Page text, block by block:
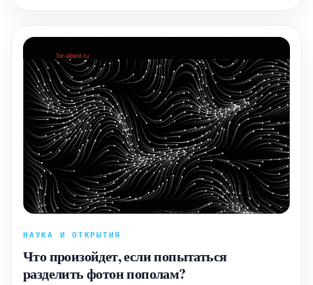
НАУКА И ОТКРЫТИЯ
Что произойдет, если попытаться
разделить фотон пополам?